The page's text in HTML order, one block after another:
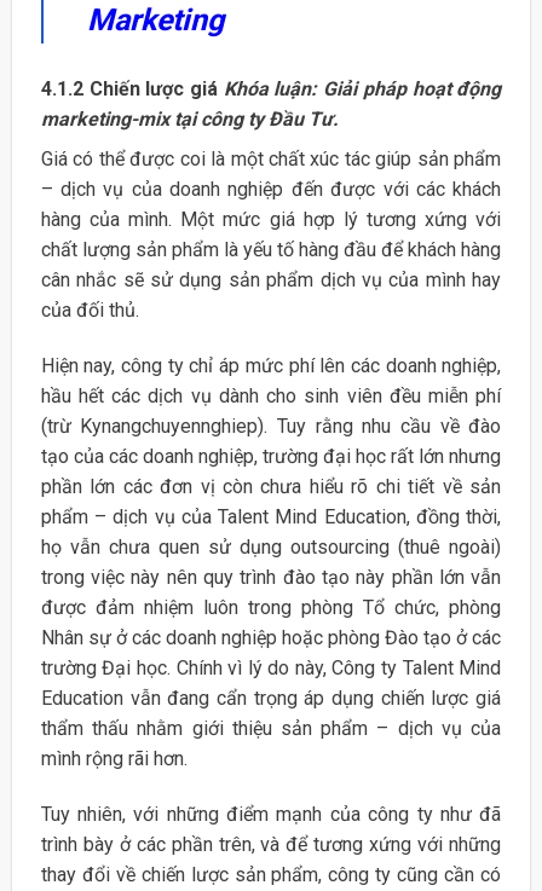
Marketing
4.1.2 Chiến lược giá Khóa luận: Giải pháp hoạt động
marketing-mix tại công ty Đầu Tư.
Giá có thể được coi là một chất xúc tác giúp sản phẩm
– dịch vụ của doanh nghiệp đến được với các khách
hàng của mình. Một mức giá hợp lý tương xứng với
chất lượng sản phẩm là yếu tố hàng đầu để khách hàng
cân nhắc sẽ sử dụng sản phẩm dịch vụ của mình hay
của đối thủ.
Hiện nay, công ty chỉ áp mức phí lên các doanh nghiệp,
hầu hết các dịch vụ dành cho sinh viên đều miễn phí
(trừ Kynangchuyennghiep). Tuy rằng nhu cầu về đào
tạo của các doanh nghiệp, trường đại học rất lớn nhưng
phần lớn các đơn vị còn chưa hiểu rõ chi tiết về sản
phẩm – dịch vụ của Talent Mind Education, đồng thời,
họ vẫn chưa quen sử dụng outsourcing (thuê ngoài)
trong việc này nên quy trình đào tạo này phần lớn vẫn
được đảm nhiệm luôn trong phòng Tổ chức, phòng
Nhân sự ở các doanh nghiệp hoặc phòng Đào tạo ở các
trường Đại học. Chính vì lý do này, Công ty Talent Mind
Education vẫn đang cẩn trọng áp dụng chiến lược giá
thẩm thấu nhằm giới thiệu sản phẩm – dịch vụ của
mình rộng rãi hơn.
Tuy nhiên, với những điểm mạnh của công ty như đã
trình bày ở các phần trên, và để tương xứng với những
thay đổi về chiến lược sản phẩm, công ty cũng cần có